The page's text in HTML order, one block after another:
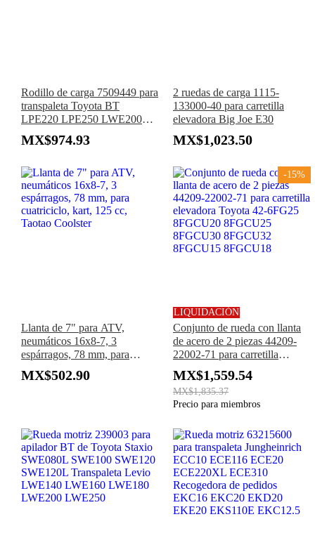
Rodillo de carga 7509449 para
transpaleta Toyota BT
LPE220 LPE250 LWE200
LPE200 Apilador SWE120L
SWE140L
MX$974.93
2 ruedas de carga 1115-
133000-40 para carretilla
elevadora Big Joe E30
MX$1,023.50
Llanta de 7" para ATV,
neumáticos 16x8-7, 3
espárragos, 78 mm, para
cuatriciclo, kart, 125 cc,
Taotao Coolster
MX$502.90
-15%
LIQUIDACIÓN
Conjunto de rueda con llanta
de acero de 2 piezas 44209-
22002-71 para carretilla
elevadora Toyota 42-6FG25
8FGCU20 8FGCU25
8FGCU30 8FGCU32
8FGCU15 8FGCU18
MX$1,559.54
MX$1,835.37
Precio para miembros